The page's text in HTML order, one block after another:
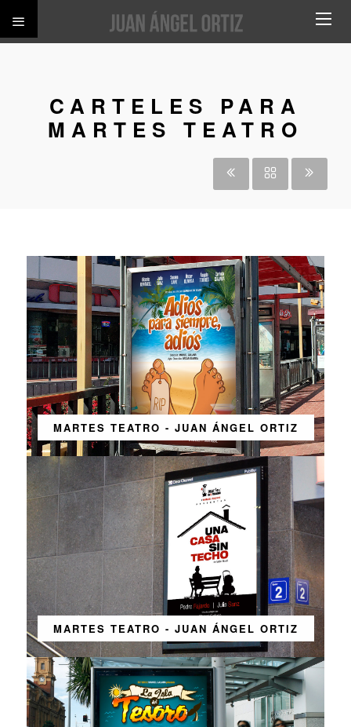
CARTELES PARA
MARTES TEATRO
MARTES TEATRO - JUAN ÁNGEL ORTIZ
MARTES TEATRO - JUAN ÁNGEL ORTIZ